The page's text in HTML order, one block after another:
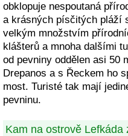
obklopuje nespoutaná
a krásných písčitých pláží
velkým množstvím
klášterů a mnoha dalšími
od pevniny oddělen asi 50
Drepanos a s Řeckem ho
most. Turisté tak mají
pevninu.
Kam na ostrově Lefkáda